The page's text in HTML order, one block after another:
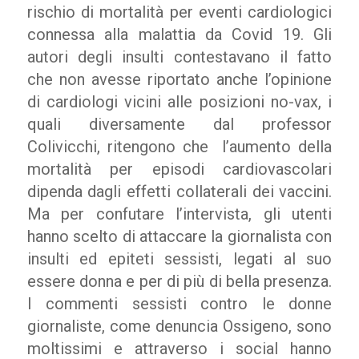
rischio di mortalità per eventi cardiologici
connessa alla malattia da Covid 19. Gli
autori degli insulti contestavano il fatto
che non avesse riportato anche l’opinione
di cardiologi vicini alle posizioni no-vax, i
quali diversamente dal professor
Colivicchi, ritengono che l’aumento della
mortalità per episodi cardiovascolari
dipenda dagli effetti collaterali dei vaccini.
Ma per confutare l’intervista, gli utenti
hanno scelto di attaccare la giornalista con
insulti ed epiteti sessisti, legati al suo
essere donna e per di più di bella presenza.
I commenti sessisti contro le donne
giornaliste, come denuncia Ossigeno, sono
moltissimi e attraverso i social hanno